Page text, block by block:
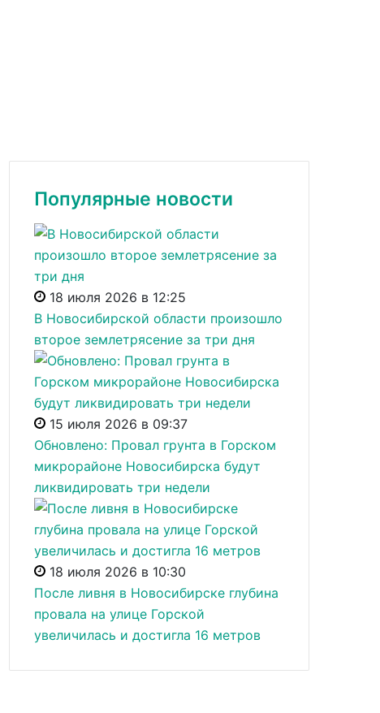
Популярные новости
18 июля 2026 в 12:25
В Новосибирской области произошло
второе землетрясение за три дня
15 июля 2026 в 09:37
Обновлено: Провал грунта в Горском
микрорайоне Новосибирска будут
ликвидировать три недели
18 июля 2026 в 10:30
После ливня в Новосибирске глубина
провала на улице Горской
увеличилась и достигла 16 метров